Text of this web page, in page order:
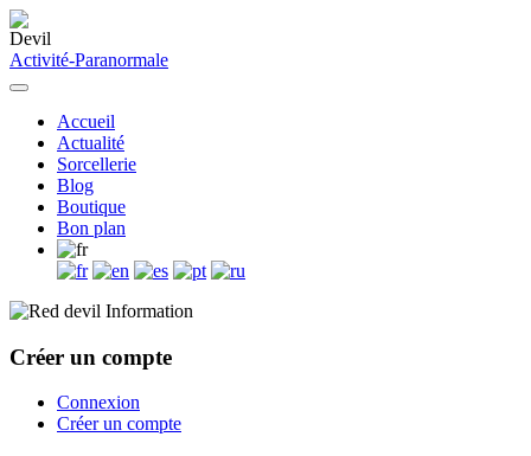
Activité-Paranormale
Accueil
Actualité
Sorcellerie
Blog
Boutique
Bon plan
Information
Créer un compte
Connexion
Créer un compte